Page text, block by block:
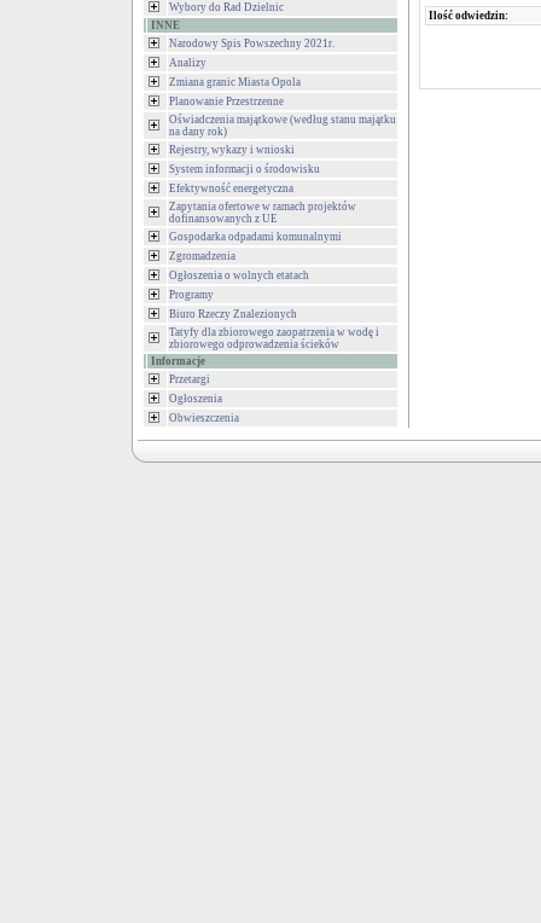
Wybory do Rad Dzielnic
INNE
Narodowy Spis Powszechny 2021r.
Analizy
Zmiana granic Miasta Opola
Planowanie Przestrzenne
Oświadczenia majątkowe (według stanu majątku
na dany rok)
Rejestry, wykazy i wnioski
System informacji o środowisku
Efektywność energetyczna
Zapytania ofertowe w ramach projektów
dofinansowanych z UE
Gospodarka odpadami komunalnymi
Zgromadzenia
Ogłoszenia o wolnych etatach
Programy
Biuro Rzeczy Znalezionych
Tatyfy dla zbiorowego zaopatrzenia w wodę i
zbiorowego odprowadzenia ścieków
Informacje
Przetargi
Ogłoszenia
Obwieszczenia
Ilość odwiedzin: